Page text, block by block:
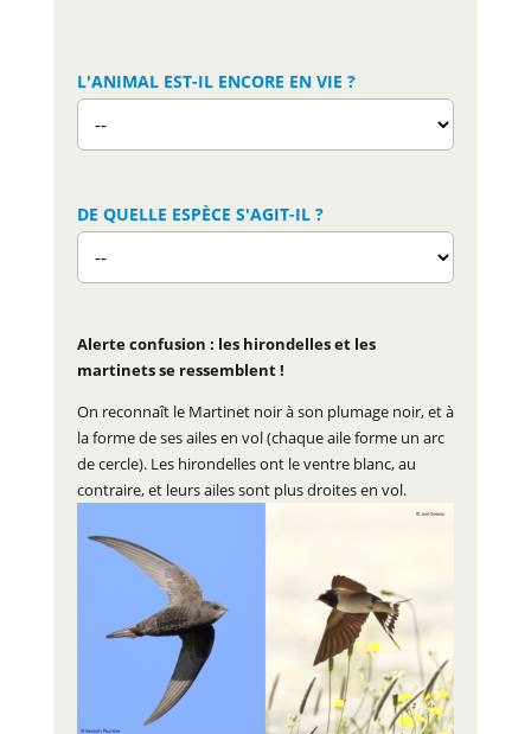
L'ANIMAL EST-IL ENCORE EN VIE ?
DE QUELLE ESPÈCE S'AGIT-IL ?
Alerte confusion : les hirondelles et les
martinets se ressemblent !
On reconnaît le Martinet noir à son plumage noir, et à
la forme de ses ailes en vol (chaque aile forme un arc
de cercle). Les hirondelles ont le ventre blanc, au
contraire, et leurs ailes sont plus droites en vol.